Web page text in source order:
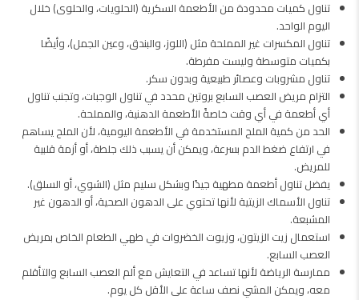
تناول كميات محدودة من الأطعمة السكرية (الحلويات، والحلوى) خلال
اليوم الواحد.
تناول المكسرات غير المملحة مثل (اللوز، والبندق، وعين الجمل)، وأيضًا
بكميات متوسطة وليست مفرطة.
تناول مشروبات وعصائر طبيعية وبدون سكر.
التزام مريض العصب السابع بروتين محدد في تناول الوجبات، وتجنب تناول
أي أطعمة في أي وقت خاصةً الأطعمة الدهنية، والمملحة.
الحد من كمية الملح المستخدمة في الأطعمة اليومية، لأن الملح يساهم
في ارتفاع ضغط الدم بسرعة، ويمكن أن يسبب ذلك جلطة، أو أزمة قلبية
للمريض.
يفضل تناول أطعمة مطهية جيدًا وبشكل سليم مثل (الشوي، أو السلق).
تناول الأسماك الزيتية لأنها تحتوي على الدهون الصحية، أو الدهون غير
المشبعة.
استعمال زيت الزيتون، وزيوت الخضروات في طهي الطعام الخاص بمريض
العصب السابع.
ممارسة الرياضة لأنها تساعد في التعايش مع ألم العصب السابع والتأقلم
معه، ويمكن المشي نصف ساعة على الأقل كل يوم.